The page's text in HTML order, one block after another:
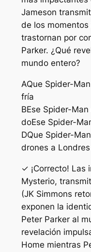
Jameson
de los
trastornan por
Parker. ¿Qué
mundo entero?
AQue Spider-
fría
BEse Spider-
doEse Spider-
DQue Spider-
drones a Londres
✓ ¡Correcto! Las
Mysterio,
(JK Simmons
exponen la
Peter Parker al
revelación
Home mientras